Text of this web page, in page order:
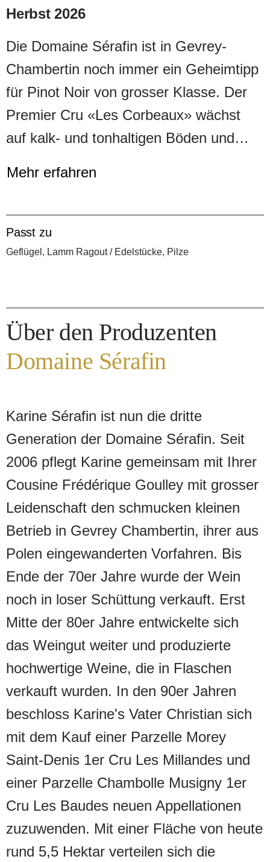
Herbst 2026
Die Domaine Sérafin ist in Gevrey-
Chambertin noch immer ein Geheimtipp
für Pinot Noir von grosser Klasse. Der
Premier Cru «Les Corbeaux» wächst
auf kalk- und tonhaltigen Böden und
einer langen Maischegärung extrahiert,
bevor der Wein 12 bis 18 Monate in
Rauch, Feuerstein und Schwarzkirsche,
am Gaumen saftige Kirsche und
Waldbeeren mit einem Hauch Lakritze.
beeindruckende Tiefe machen diesen
Premier Cru zum idealen Begleiter von
Lamm, Geflügel oder Pilzen.
Mehr erfahren
Passt zu
Geflügel, Lamm Ragout / Edelstücke, Pilze
Über den Produzenten
Domaine Sérafin
Karine Sérafin ist nun die dritte
Generation der Domaine Sérafin. Seit
2006 pflegt Karine gemeinsam mit Ihrer
Cousine Frédérique Goulley mit grosser
Leidenschaft den schmucken kleinen
Betrieb in Gevrey Chambertin, ihrer aus
Polen eingewanderten Vorfahren. Bis
Ende der 70er Jahre wurde der Wein
noch in loser Schüttung verkauft. Erst
Mitte der 80er Jahre entwickelte sich
das Weingut weiter und produzierte
hochwertige Weine, die in Flaschen
verkauft wurden. In den 90er Jahren
beschloss Karine's Vater Christian sich
mit dem Kauf einer Parzelle Morey
Saint-Denis 1er Cru Les Millandes und
einer Parzelle Chambolle Musigny 1er
Cru Les Baudes neuen Appellationen
zuzuwenden. Mit einer Fläche von heute
rund 5,5 Hektar verteilen sich die